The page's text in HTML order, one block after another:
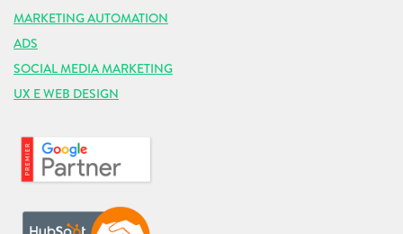
MARKETING AUTOMATION
ADS
SOCIAL MEDIA MARKETING
UX E WEB DESIGN